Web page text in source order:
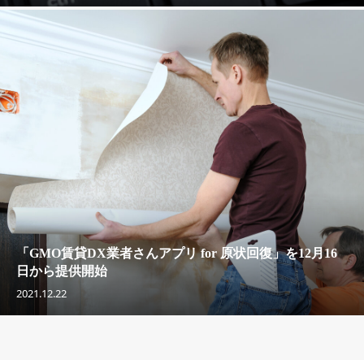
「GMO賃貸DX業者さんアプリ for 原状回復」を12月16
日から提供開始
2021.12.22